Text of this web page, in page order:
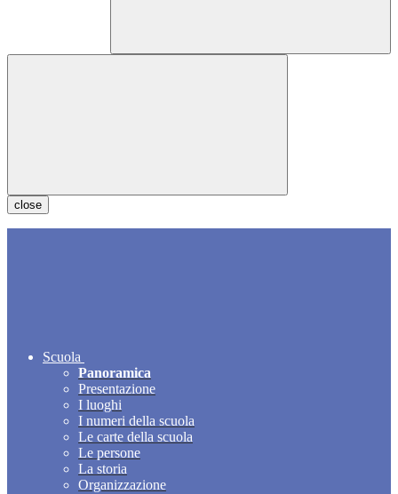
close
Scuola
Panoramica
Presentazione
I luoghi
I numeri della scuola
Le carte della scuola
Le persone
La storia
Organizzazione